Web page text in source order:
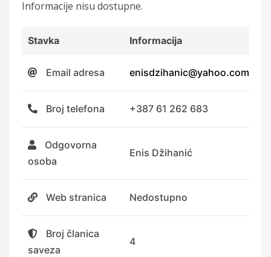
Informacije nisu dostupne.
Stavka Informacija
Email adresa enisdzihanic@yahoo.com
Broj telefona +387 61 262 683
Odgovorna
osoba
Enis Džihanić
Web stranica Nedostupno
Broj članica
saveza
4